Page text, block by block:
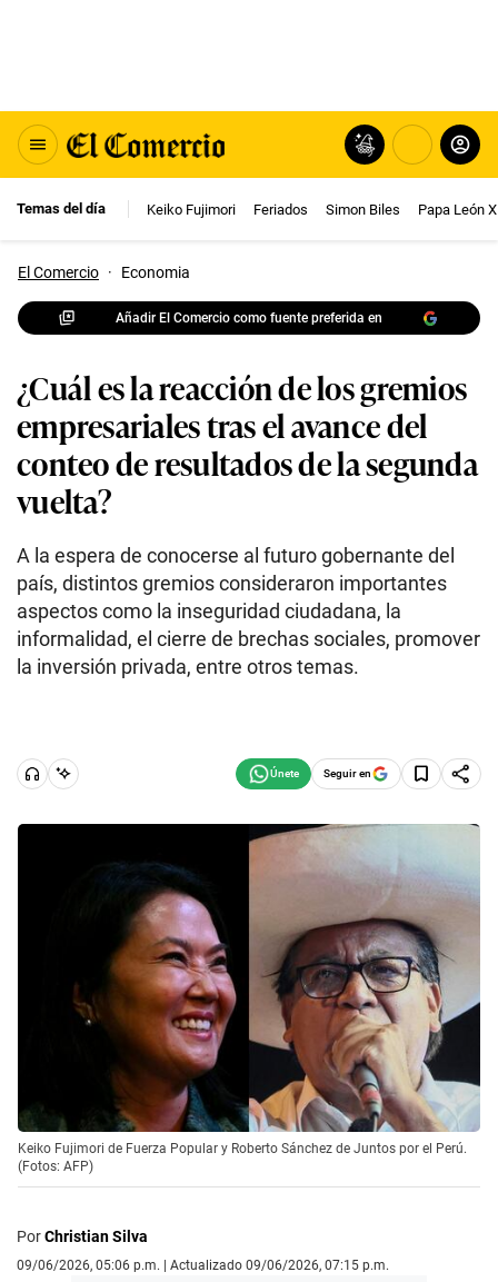
Temas del día Keiko Fujimori Feriados Simon Biles Papa León
El Comercio · Economia
Añadir El Comercio como fuente preferida en
¿Cuál es la reacción de los gremios
empresariales tras el avance del
conteo de resultados de la segunda
vuelta?
A la espera de conocerse al futuro gobernante del
país, distintos gremios consideraron importantes
aspectos como la inseguridad ciudadana, la
informalidad, el cierre de brechas sociales, promover
la inversión privada, entre otros temas.
Seguir en
Keiko Fujimori de Fuerza Popular y Roberto Sánchez de Juntos por el Perú.
(Fotos: AFP)
PorChristian Silva
09/06/2026, 05:06 p.m. | Actualizado 09/06/2026, 07:15 p.m.